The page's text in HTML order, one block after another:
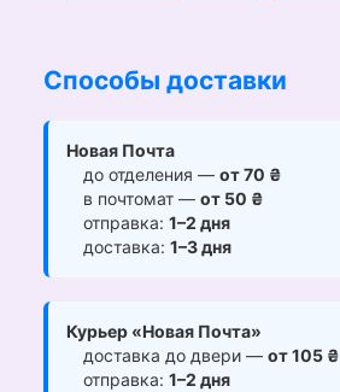
Способы доставки
Новая Почта
до отделения — от 70 ₴
в почтомат — от 50 ₴
отправка: 1–2 дня
доставка: 1–3 дня
Курьер «Новая Почта»
доставка до двери — от 105 ₴
отправка: 1–2 дня